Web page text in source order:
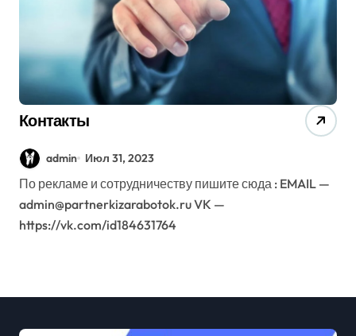
Контакты
admin Июл 31, 2023
По рекламе и сотрудничеству пишите сюда : EMAIL —
admin@partnerkizarabotok.ru VK —
https://vk.com/id184631764